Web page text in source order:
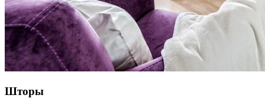
Шторы